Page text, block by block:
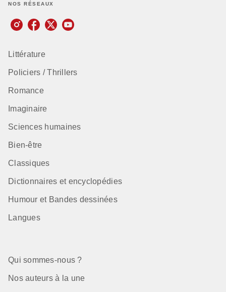
NOS RÉSEAUX
Littérature
Policiers / Thrillers
Romance
Imaginaire
Sciences humaines
Bien-être
Classiques
Dictionnaires et encyclopédies
Humour et Bandes dessinées
Langues
Qui sommes-nous ?
Nos auteurs à la une